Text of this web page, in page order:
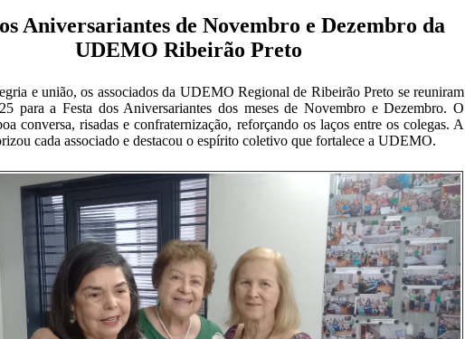
Aniversariantes de Novembro e Dezembro da
UDEMO Ribeirão Preto
e união, os associados da UDEMO Regional de Ribeirão Preto se reuniram
para a Festa dos Aniversariantes dos meses de Novembro e Dezembro. O
conversa, risadas e confraternização, reforçando os laços entre os colegas. A
cada associado e destacou o espírito coletivo que fortalece a UDEMO.